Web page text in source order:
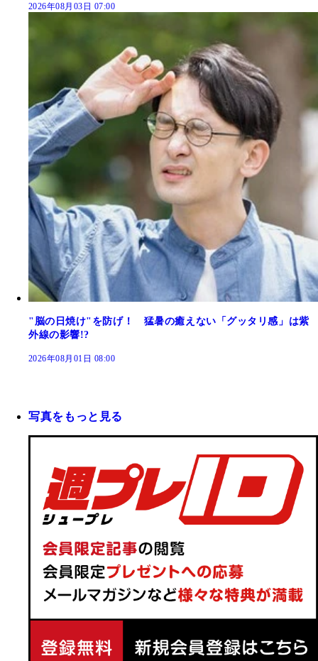
2026年08月03日 07:00
"脳の日焼け"を防げ！ 猛暑の癒えない「グッタリ感」は紫
外線の影響!?
2026年08月01日 08:00
写真をもっと見る